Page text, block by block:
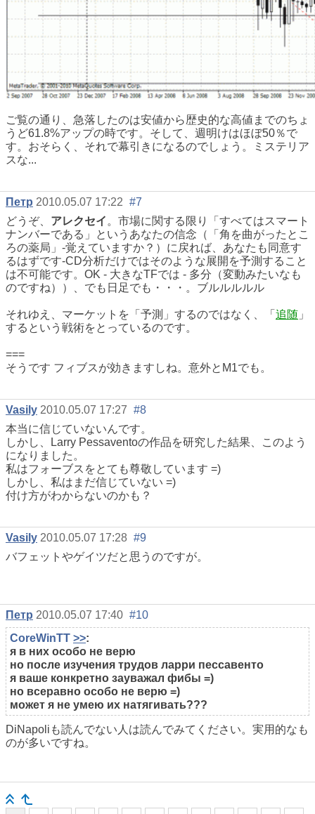
ご覧の通り、急落したのは安値から歴史的な高値までのちょ
うど61.8%アップの時です。そして、週明けはほぼ50％で
す。おそらく、それで幕引きになるのでしょう。ミステリア
スな...
Петр 2010.05.07 17:22 #7
どうぞ、 アレクセイ 。市場に関する限り「すべてはスマート
ナンバーである」というあなたの信念（「角を曲がったとこ
ろの薬局」-覚えていますか？）に戻れば、あなたも同意す
るはずです-CD分析だけではそのような展開を予測すること
は不可能です。OK - 大きなTFでは - 多分（変動みたいなも
のですね））、でも日足でも・・・。ブルルルルル
それゆえ、マーケットを「予測」するのではなく、「 追随 」
するという戦術をとっているのです。
===
そうです フィブスが効きますしね。意外とM1でも。
Vasily 2010.05.07 17:27 #8
本当に信じていないんです。
しかし、Larry Pessaventoの作品を研究した結果、このよう
になりました。
私はフォーブスをとても尊敬しています =)
しかし、私はまだ信じていない =)
付け方がわからないのかも？
Vasily 2010.05.07 17:28 #9
バフェットやゲイツだと思うのですが。
Петр 2010.05.07 17:40 #10
CoreWinTT >>:
я в них особо не верю
но после изучения трудов ларри пессавенто
я ваше конкретно зауважал фибы =)
но всеравно особо не верю =)
может я не умею их натягивать???
DiNapoliも読んでない人は読んでみてください。実用的なも
のが多いですね。